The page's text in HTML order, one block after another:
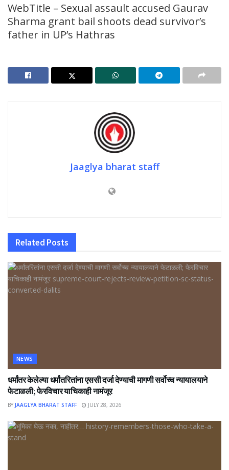
WebTitle – Sexual assault accused Gaurav
Sharma grant bail shoots dead survivor’s
father in UP’s Hathras
Jaaglya bharat staff
Related Posts
NEWS
धर्मांतर केलेल्या धर्मांतरितांना एससी दर्जा देण्याची मागणी सर्वोच्च न्यायालयाने
फेटाळली; फेरविचार याचिकाही नामंजूर
BY JAAGLYA BHARAT STAFF JULY 28, 2026